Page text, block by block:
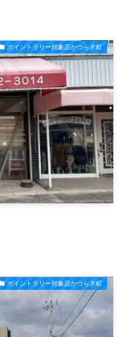
ポイントラリー対象店かつらぎ町
ポイントラリー対象店かつらぎ町